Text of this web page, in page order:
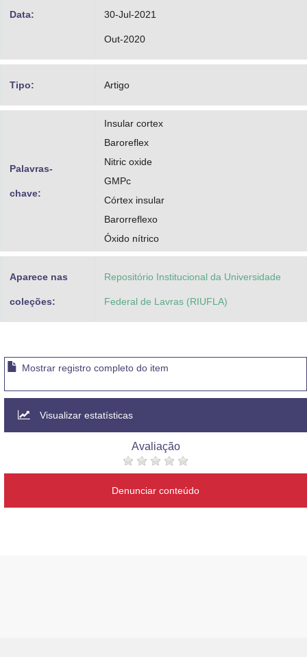
Data: 30-Jul-2021
Out-2020
Tipo: Artigo
Palavras-
chave:
Insular cortex
Baroreflex
Nitric oxide
GMPc
Córtex insular
Barorreflexo
Óxido nítrico
Aparece nas
coleções:
Repositório Institucional da Universidade
Federal de Lavras (RIUFLA)
Mostrar registro completo do item
Visualizar estatísticas
Avaliação
Denunciar conteúdo